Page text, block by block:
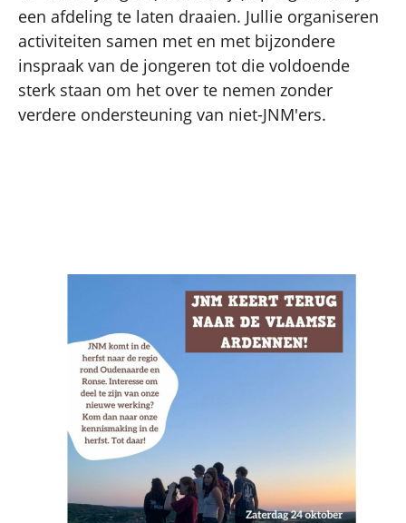
een afdeling te laten draaien. Jullie organiseren
activiteiten samen met en met bijzondere
inspraak van de jongeren tot die voldoende
sterk staan om het over te nemen zonder
verdere ondersteuning van niet-JNM'ers.